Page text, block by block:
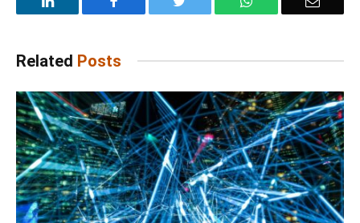
Related Posts